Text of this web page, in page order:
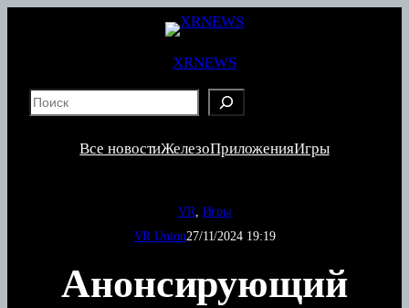
XRNEWS
Все новостиЖелезоПриложенияИгры
VR Игры
VR Union27/11/2024 19:19
Анонсирующий